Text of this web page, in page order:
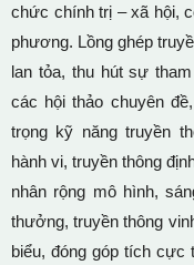
chức chính trị – xã hội,
phương. Lồng ghép
lan tỏa, thu hút sự
các hội thảo chuyên
trọng kỹ năng truyền
hành vi, truyền thông
nhân rộng mô hình,
thưởng, truyền thông
biểu, đóng góp tích